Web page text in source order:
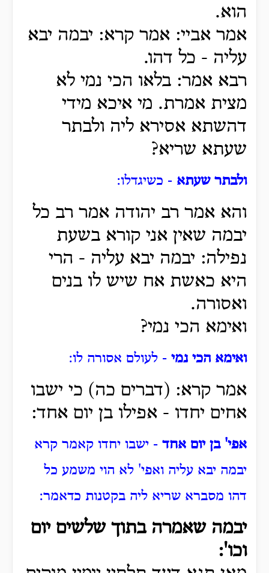
הוא.
אמר אביי: אמר קרא: יבמה יבא
עליה - כל דהו.
רבא אמר: בלאו הכי נמי לא
מצית אמרת. מי איכא מידי
דהשתא אסירא ליה ולבתר
שעתא שריא?
ולבתר שעתא - כשיגדלו:
והא אמר רב יהודה אמר רב כל
יבמה שאין אני קורא בשעת
נפילה: יבמה יבא עליה - הרי
היא כאשת אח שיש לו בנים
ואסורה.
ואימא הכי נמי?
ואימא הכי נמי - לעולם אסורה לו:
אמר קרא: (דברים כה) כי ישבו
אחים יחדו - אפילו בן יום אחד:
אפי' בן יום אחד - ישבו יחדו קאמר קרא
יבמה יבא עליה ואפי' לא הוי משמע כל
דהו מסברא שריא ליה בקטנות כדאמר:
יבמה שאמרה בתוך שלשים יום
וכו':